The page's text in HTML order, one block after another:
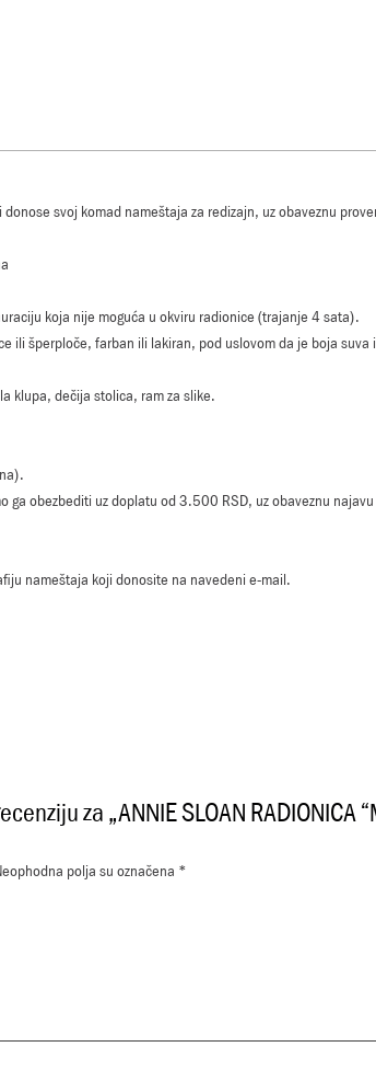
svoj komad nameštaja za redizajn, uz obaveznu
koja nije moguća u okviru radionice (trajanje 4 sata).
ili šperploče, farban ili lakiran, pod uslovom da je boja
klupa, dečija stolica, ram za slike.
ga obezbediti uz doplatu od 3.500 RSD, uz obaveznu
nameštaja koji donosite na navedeni e-mail.
za „ANNIE SLOAN RADIONICA
polja su označena *